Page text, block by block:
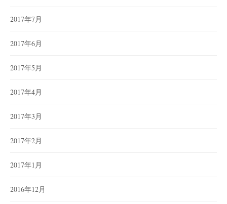
2017年7月
2017年6月
2017年5月
2017年4月
2017年3月
2017年2月
2017年1月
2016年12月